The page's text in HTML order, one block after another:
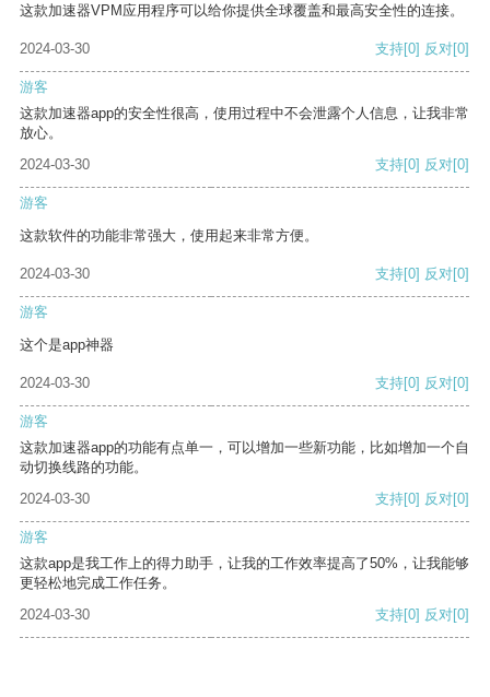
这款加速器VPM应用程序可以给你提供全球覆盖和最高安全性的连接。
2024-03-30 支持[0] 反对[0]
游客
这款加速器app的安全性很高，使用过程中不会泄露个人信息，让我非常
放心。
2024-03-30
支持[0] 反对[0]
游客
这款软件的功能非常强大，使用起来非常方便。
2024-03-30 支持[0] 反对[0]
游客
这个是app神器
2024-03-30 支持[0] 反对[0]
游客
这款加速器app的功能有点单一，可以增加一些新功能，比如增加一个自
动切换线路的功能。
2024-03-30
支持[0] 反对[0]
游客
这款app是我工作上的得力助手，让我的工作效率提高了50%，让我能够
更轻松地完成工作任务。
2024-03-30
支持[0] 反对[0]